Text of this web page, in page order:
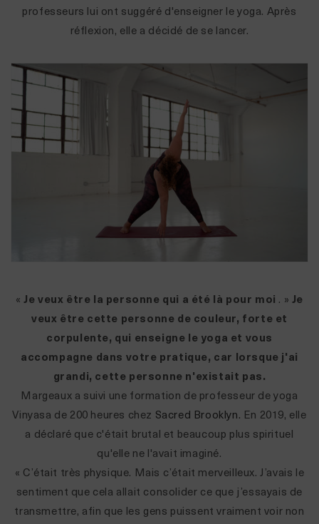
professeurs lui ont suggéré d'enseigner le yoga. Après
réflexion, elle a décidé de se lancer.
«Je veux être la personne qui a été là pour moi . » Je
veux être cette personne de couleur, forte et
corpulente, qui enseigne le yoga et vous
accompagne dans votre pratique, car lorsque j'ai
grandi, cette personne n'existait pas.
Margeaux a suivi une formation de professeur de yoga
Vinyasa de 200 heures chez Sacred Brooklyn. En 2019, elle
a déclaré que c'était brutal et beaucoup plus spirituel
qu'elle ne l'avait imaginé.
« C’était très physique. Mais c’était merveilleux. J’avais le
sentiment que cela allait consolider ce que j’essayais de
transmettre, afin que les gens puissent vraiment voir non